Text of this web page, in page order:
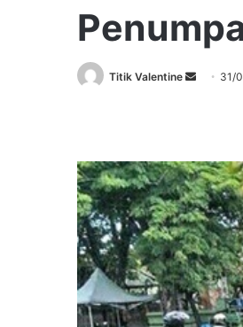
Titik Valentine
Send 31/